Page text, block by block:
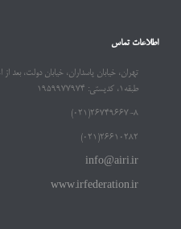
اطلاعات تماس
طبقه۱، کدپستی: ۱۹۵۹۹۷۷۹۷۴
۲۶۷۴۹۶۶۷-۸(۰۲۱)
۲۶۶۱۰۲۸۲(۰۲۱)
info@airi.ir
www.irfederation.ir